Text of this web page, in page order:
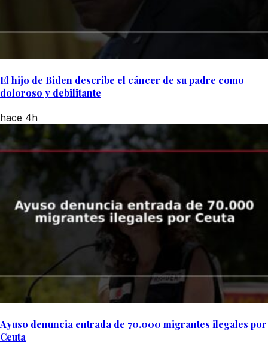
El hijo de Biden describe el cáncer de su padre como
doloroso y debilitante
hace 4h
Ayuso denuncia entrada de 70.000 migrantes ilegales por
Ceuta